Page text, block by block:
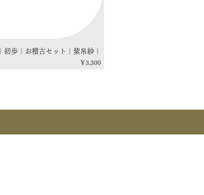
｜初歩｜お稽古セット｜紫帛紗｜
価格
￥3,300